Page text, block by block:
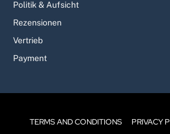
Politik & Aufsicht
Rezensionen
Vertrieb
Payment
TERMS AND CONDITIONS PRIVACY